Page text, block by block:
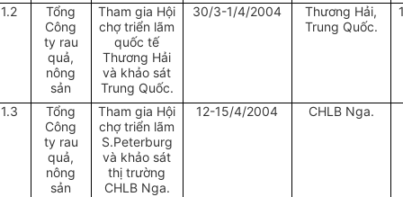
Tổng
Công
ty rau
quả,
nông
sản
Tham gia Hội
chợ triển lãm
quốc tế
Thương Hải
và khảo sát
Trung Quốc.
30/3-1/4/2004
Thương Hải,
Trung Quốc.
Tổng
Công
ty rau
quả,
nông
sản
Tham gia Hội
chợ triển lãm
S.Peterburg
và khảo sát
thị trường
CHLB Nga.
12-15/4/2004 CHLB Nga.